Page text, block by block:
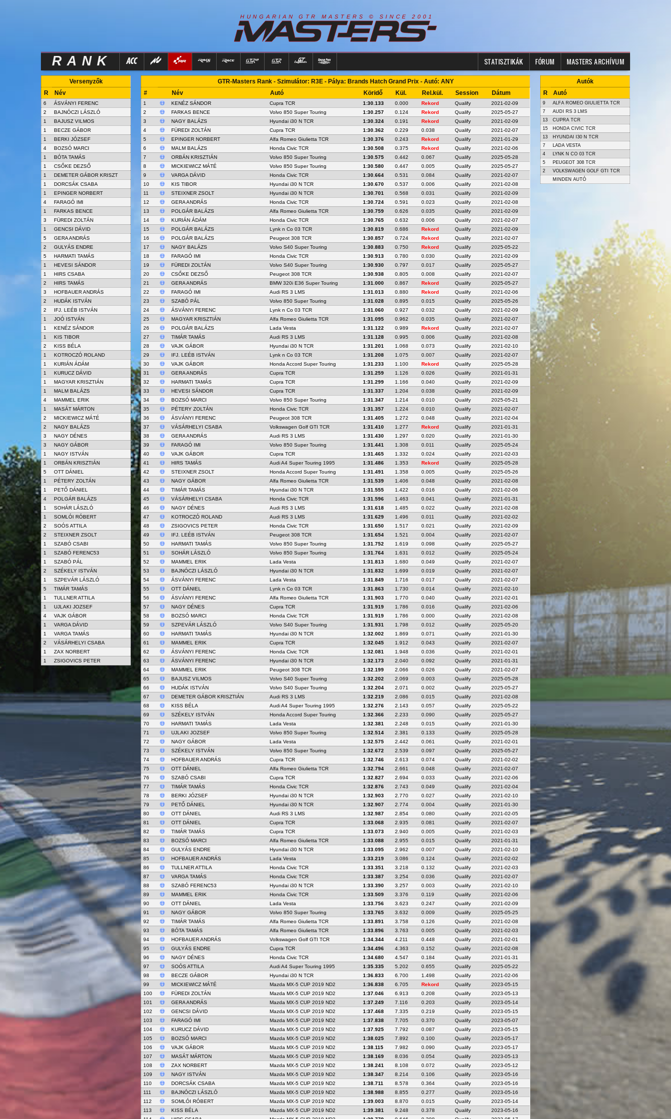
H U N G A R I A N G T R M A S T E R S © S I N C E 2 0 0 1
RANK STATISZTIKÁK FÓRUM MASTERS ARCHÍVUM
Versenyzők
R
Név
6
ÁSVÁNYI FERENC
2
BAJNÓCZI LÁSZLÓ
1
BAJUSZ VILMOS
1
BECZE GÁBOR
1
BERKI JÓZSEF
4
BOZSÓ MARCI
1
BÓTA TAMÁS
1
CSŐKE DEZSŐ
1
DEMETER GÁBOR KRISZT
1
DORCSÁK CSABA
1
EPINGER NORBERT
4
FARAGÓ IMI
1
FARKAS BENCE
3
FÜREDI ZOLTÁN
1
GENCSI DÁVID
5
GERA ANDRÁS
2
GULYÁS ENDRE
5
HARMATI TAMÁS
1
HEVESI SÁNDOR
1
HIRS CSABA
2
HIRS TAMÁS
3
HOFBAUER ANDRÁS
2
HUDÁK ISTVÁN
2
IFJ. LEÉB ISTVÁN
1
JOÓ ISTVÁN
1
KENÉZ SÁNDOR
1
KIS TIBOR
2
KISS BÉLA
1
KOTROCZÓ ROLAND
1
KURIÁN ÁDÁM
1
KURUCZ DÁVID
1
MAGYAR KRISZTIÁN
1
MALM BALÁZS
4
MAMMEL ERIK
1
MASÁT MÁRTON
2
MICKIEWICZ MÁTÉ
2
NAGY BALÁZS
3
NAGY DÉNES
3
NAGY GÁBOR
1
NAGY ISTVÁN
1
ORBÁN KRISZTIÁN
5
OTT DÁNIEL
1
PÉTERY ZOLTÁN
1
PETŐ DÁNIEL
4
POLGÁR BALÁZS
1
SOHÁR LÁSZLÓ
1
SOMLÓI RÓBERT
2
SOÓS ATTILA
2
STEIXNER ZSOLT
1
SZABÓ CSABI
1
SZABÓ FERENC53
1
SZABÓ PÁL
2
SZÉKELY ISTVÁN
1
SZPEVÁR LÁSZLÓ
5
TIMÁR TAMÁS
1
TULLNER ATTILA
1
UJLAKI JOZSEF
4
VAJK GÁBOR
1
VARGA DÁVID
1
VARGA TAMÁS
2
VÁSÁRHELYI CSABA
1
ZAX NORBERT
1
ZSIGOVICS PETER
GTR-Masters Rank - Szimulátor: R3E - Pálya: Brands Hatch Grand Prix - Autó: ANY
#
Név Autó Köridő Kül. Rel.kül. Session Dátum
1 KENÉZ SÁNDOR Cupra TCR 1:30.133 0.000 Rekord Qualify
2021-02-09
2
FARKAS BENCE Volvo 850 Super Touring 1:30.257 0.124 Rekord Qualify
2025-05-27
3
NAGY BALÁZS Hyundai i30 N TCR 1:30.324 0.191 Rekord Qualify
2021-02-09
4
FÜREDI ZOLTÁN Cupra TCR 1:30.362 0.229 0.038 Qualify
2021-02-07
5
EPINGER NORBERT Alfa Romeo Giulietta TCR 1:30.376 0.243 Rekord Qualify
2021-01-29
6
MALM BALÁZS Honda Civic TCR 1:30.508 0.375 Rekord Qualify
2021-02-06
7
ORBÁN KRISZTIÁN Volvo 850 Super Touring 1:30.575 0.442 0.067 Qualify
2025-05-28
8
MICKIEWICZ MÁTÉ Volvo 850 Super Touring 1:30.580 0.447 0.005 Qualify
2025-05-27
9
VARGA DÁVID Honda Civic TCR 1:30.664 0.531 0.084 Qualify
2021-02-07
10
KIS TIBOR Hyundai i30 N TCR 1:30.670 0.537 0.006 Qualify
2021-02-08
11
STEIXNER ZSOLT Hyundai i30 N TCR 1:30.701 0.568 0.031 Qualify
2021-02-09
12
GERA ANDRÁS Honda Civic TCR 1:30.724 0.591 0.023 Qualify
2021-02-08
13
POLGÁR BALÁZS Alfa Romeo Giulietta TCR 1:30.759 0.626 0.035 Qualify
2021-02-09
14
KURIÁN ÁDÁM Honda Civic TCR 1:30.765 0.632 0.006 Qualify
2021-02-07
15
POLGÁR BALÁZS Lynk n Co 03 TCR 1:30.819 0.686 Rekord Qualify
2021-02-09
16
POLGÁR BALÁZS Peugeot 308 TCR 1:30.857 0.724 Rekord Qualify
2021-02-07
17
NAGY BALÁZS Volvo S40 Super Touring 1:30.883 0.750 Rekord Qualify
2025-05-22
18
FARAGÓ IMI Honda Civic TCR 1:30.913 0.780 0.030 Qualify
2021-02-09
19
FÜREDI ZOLTÁN Volvo S40 Super Touring 1:30.930 0.797 0.017 Qualify
2025-05-27
20
CSŐKE DEZSŐ Peugeot 308 TCR 1:30.938 0.805 0.008 Qualify
2021-02-07
21
GERA ANDRÁS BMW 320i E36 Super Touring 1:31.000 0.867 Rekord Qualify
2025-05-27
22
FARAGÓ IMI Audi RS 3 LMS 1:31.013 0.880 Rekord Qualify
2021-02-06
23
SZABÓ PÁL Volvo 850 Super Touring 1:31.028 0.895 0.015 Qualify
2025-05-26
24
ÁSVÁNYI FERENC Lynk n Co 03 TCR 1:31.060 0.927 0.032 Qualify
2021-02-09
25
MAGYAR KRISZTIÁN Alfa Romeo Giulietta TCR 1:31.095 0.962 0.035 Qualify
2021-02-07
26
POLGÁR BALÁZS Lada Vesta 1:31.122 0.989 Rekord Qualify
2021-02-07
27
TIMÁR TAMÁS Audi RS 3 LMS 1:31.128 0.995 0.006 Qualify
2021-02-08
28
VAJK GÁBOR Hyundai i30 N TCR 1:31.201 1.068 0.073 Qualify
2021-02-10
29
IFJ. LEÉB ISTVÁN Lynk n Co 03 TCR 1:31.208 1.075 0.007 Qualify
2021-02-07
30
VAJK GÁBOR Honda Accord Super Touring 1:31.233 1.100 Rekord Qualify
2025-05-28
31
GERA ANDRÁS Cupra TCR 1:31.259 1.126 0.026 Qualify
2021-01-31
32
HARMATI TAMÁS Cupra TCR 1:31.299 1.166 0.040 Qualify
2021-02-09
33
HEVESI SÁNDOR Cupra TCR 1:31.337 1.204 0.038 Qualify
2021-02-09
34
BOZSÓ MARCI Volvo 850 Super Touring 1:31.347 1.214 0.010 Qualify
2025-05-21
35
PÉTERY ZOLTÁN Honda Civic TCR 1:31.357 1.224 0.010 Qualify
2021-02-07
36
ÁSVÁNYI FERENC Peugeot 308 TCR 1:31.405 1.272 0.048 Qualify
2021-02-04
37
VÁSÁRHELYI CSABA Volkswagen Golf GTI TCR 1:31.410 1.277 Rekord Qualify
2021-01-31
38
GERA ANDRÁS Audi RS 3 LMS 1:31.430 1.297 0.020 Qualify
2021-01-30
39
FARAGÓ IMI Volvo 850 Super Touring 1:31.441 1.308 0.011 Qualify
2025-05-24
40
VAJK GÁBOR Cupra TCR 1:31.465 1.332 0.024 Qualify
2021-02-03
41
HIRS TAMÁS Audi A4 Super Touring 1995 1:31.486 1.353 Rekord Qualify
2025-05-28
42
STEIXNER ZSOLT Honda Accord Super Touring 1:31.491 1.358 0.005 Qualify
2025-05-26
43
NAGY GÁBOR Alfa Romeo Giulietta TCR 1:31.539 1.406 0.048 Qualify
2021-02-08
44
TIMÁR TAMÁS Hyundai i30 N TCR 1:31.555 1.422 0.016 Qualify
2021-02-06
45
VÁSÁRHELYI CSABA Honda Civic TCR 1:31.596 1.463 0.041 Qualify
2021-01-31
46
NAGY DÉNES Audi RS 3 LMS 1:31.618 1.485 0.022 Qualify
2021-02-08
47
KOTROCZÓ ROLAND Audi RS 3 LMS 1:31.629 1.496 0.011 Qualify
2021-02-02
48
ZSIGOVICS PETER Honda Civic TCR 1:31.650 1.517 0.021 Qualify
2021-02-09
49
IFJ. LEÉB ISTVÁN Peugeot 308 TCR 1:31.654 1.521 0.004 Qualify
2021-02-07
50
HARMATI TAMÁS Volvo 850 Super Touring 1:31.752 1.619 0.098 Qualify
2025-05-27
51
SOHÁR LÁSZLÓ Volvo 850 Super Touring 1:31.764 1.631 0.012 Qualify
2025-05-24
52
MAMMEL ERIK Lada Vesta 1:31.813 1.680 0.049 Qualify
2021-02-07
53
BAJNÓCZI LÁSZLÓ Hyundai i30 N TCR 1:31.832 1.699 0.019 Qualify
2021-02-07
54
ÁSVÁNYI FERENC Lada Vesta 1:31.849 1.716 0.017 Qualify
2021-02-07
55
OTT DÁNIEL Lynk n Co 03 TCR 1:31.863 1.730 0.014 Qualify
2021-02-10
56
ÁSVÁNYI FERENC Alfa Romeo Giulietta TCR 1:31.903 1.770 0.040 Qualify
2021-02-01
57
NAGY DÉNES Cupra TCR 1:31.919 1.786 0.016 Qualify
2021-02-06
58
BOZSÓ MARCI Honda Civic TCR 1:31.919 1.786 0.000 Qualify
2021-02-08
59
SZPEVÁR LÁSZLÓ Volvo S40 Super Touring 1:31.931 1.798 0.012 Qualify
2025-05-20
60
HARMATI TAMÁS Hyundai i30 N TCR 1:32.002 1.869 0.071 Qualify
2021-01-30
61
MAMMEL ERIK Cupra TCR 1:32.045 1.912 0.043 Qualify
2021-02-07
62
ÁSVÁNYI FERENC Honda Civic TCR 1:32.081 1.948 0.036 Qualify
2021-02-01
63
ÁSVÁNYI FERENC Hyundai i30 N TCR 1:32.173 2.040 0.092 Qualify
2021-01-31
64
MAMMEL ERIK Peugeot 308 TCR 1:32.199 2.066 0.026 Qualify
2021-02-07
65
BAJUSZ VILMOS Volvo S40 Super Touring 1:32.202 2.069 0.003 Qualify
2025-05-28
66
HUDÁK ISTVÁN Volvo S40 Super Touring 1:32.204 2.071 0.002 Qualify
2025-05-27
67
DEMETER GÁBOR KRISZTIÁN Audi RS 3 LMS 1:32.219 2.086 0.015 Qualify
2021-02-08
68
KISS BÉLA Audi A4 Super Touring 1995 1:32.276 2.143 0.057 Qualify
2025-05-22
69
SZÉKELY ISTVÁN Honda Accord Super Touring 1:32.366 2.233 0.090 Qualify
2025-05-27
70
HARMATI TAMÁS Lada Vesta 1:32.381 2.248 0.015 Qualify
2021-01-30
71
UJLAKI JOZSEF Volvo 850 Super Touring 1:32.514 2.381 0.133 Qualify
2025-05-28
72
NAGY GÁBOR Lada Vesta 1:32.575 2.442 0.061 Qualify
2021-02-01
73
SZÉKELY ISTVÁN Volvo 850 Super Touring 1:32.672 2.539 0.097 Qualify
2025-05-27
74
HOFBAUER ANDRÁS Cupra TCR 1:32.746 2.613 0.074 Qualify
2021-02-02
75
OTT DÁNIEL Alfa Romeo Giulietta TCR 1:32.794 2.661 0.048 Qualify
2021-02-07
76
SZABÓ CSABI Cupra TCR 1:32.827 2.694 0.033 Qualify
2021-02-06
77
TIMÁR TAMÁS Honda Civic TCR 1:32.876 2.743 0.049 Qualify
2021-02-04
78
BERKI JÓZSEF Hyundai i30 N TCR 1:32.903 2.770 0.027 Qualify
2021-02-10
79
PETŐ DÁNIEL Hyundai i30 N TCR 1:32.907 2.774 0.004 Qualify
2021-01-30
80
OTT DÁNIEL Audi RS 3 LMS 1:32.987 2.854 0.080 Qualify
2021-02-05
81
OTT DÁNIEL Cupra TCR 1:33.068 2.935 0.081 Qualify
2021-02-07
82
TIMÁR TAMÁS Cupra TCR 1:33.073 2.940 0.005 Qualify
2021-02-03
83
BOZSÓ MARCI Alfa Romeo Giulietta TCR 1:33.088 2.955 0.015 Qualify
2021-01-31
84
GULYÁS ENDRE Hyundai i30 N TCR 1:33.095 2.962 0.007 Qualify
2021-02-10
85
HOFBAUER ANDRÁS Lada Vesta 1:33.219 3.086 0.124 Qualify
2021-02-02
86
TULLNER ATTILA Honda Civic TCR 1:33.351 3.218 0.132 Qualify
2021-02-03
87
VARGA TAMÁS Honda Civic TCR 1:33.387 3.254 0.036 Qualify
2021-02-07
88
SZABÓ FERENC53 Hyundai i30 N TCR 1:33.390 3.257 0.003 Qualify
2021-02-10
89
MAMMEL ERIK Honda Civic TCR 1:33.509 3.376 0.119 Qualify
2021-02-06
90
OTT DÁNIEL Lada Vesta 1:33.756 3.623 0.247 Qualify
2021-02-09
91
NAGY GÁBOR Volvo 850 Super Touring 1:33.765 3.632 0.009 Qualify
2025-05-25
92
TIMÁR TAMÁS Alfa Romeo Giulietta TCR 1:33.891 3.758 0.126 Qualify
2021-02-08
93
BÓTA TAMÁS Alfa Romeo Giulietta TCR 1:33.896 3.763 0.005 Qualify
2021-02-03
94
HOFBAUER ANDRÁS Volkswagen Golf GTI TCR 1:34.344 4.211 0.448 Qualify
2021-02-01
95
GULYÁS ENDRE Cupra TCR 1:34.496 4.363 0.152 Qualify
2021-02-08
96
NAGY DÉNES Honda Civic TCR 1:34.680 4.547 0.184 Qualify
2021-01-31
97
SOÓS ATTILA Audi A4 Super Touring 1995 1:35.335 5.202 0.655 Qualify
2025-05-22
98
BECZE GÁBOR Hyundai i30 N TCR 1:36.833 6.700 1.498 Qualify
2021-02-06
99
MICKIEWICZ MÁTÉ Mazda MX-5 CUP 2019 ND2 1:36.838 6.705 Rekord Qualify
2023-05-15
100
FÜREDI ZOLTÁN Mazda MX-5 CUP 2019 ND2 1:37.046 6.913 0.208 Qualify
2023-05-13
101
GERA ANDRÁS Mazda MX-5 CUP 2019 ND2 1:37.249 7.116 0.203 Qualify
2023-05-14
102
GENCSI DÁVID Mazda MX-5 CUP 2019 ND2 1:37.468 7.335 0.219 Qualify
2023-05-15
103
FARAGÓ IMI Mazda MX-5 CUP 2019 ND2 1:37.838 7.705 0.370 Qualify
2023-05-07
104
KURUCZ DÁVID Mazda MX-5 CUP 2019 ND2 1:37.925 7.792 0.087 Qualify
2023-05-15
105
BOZSÓ MARCI Mazda MX-5 CUP 2019 ND2 1:38.025 7.892 0.100 Qualify
2023-05-17
106
VAJK GÁBOR Mazda MX-5 CUP 2019 ND2 1:38.115 7.982 0.090 Qualify
2023-05-17
107
MASÁT MÁRTON Mazda MX-5 CUP 2019 ND2 1:38.169 8.036 0.054 Qualify
2023-05-13
108
ZAX NORBERT Mazda MX-5 CUP 2019 ND2 1:38.241 8.108 0.072 Qualify
2023-05-12
109
NAGY ISTVÁN Mazda MX-5 CUP 2019 ND2 1:38.347 8.214 0.106 Qualify
2023-05-16
110
DORCSÁK CSABA Mazda MX-5 CUP 2019 ND2 1:38.711 8.578 0.364 Qualify
2023-05-16
111
BAJNÓCZI LÁSZLÓ Mazda MX-5 CUP 2019 ND2 1:38.988 8.855 0.277 Qualify
2023-05-16
112
SOMLÓI RÓBERT Mazda MX-5 CUP 2019 ND2 1:39.003 8.870 0.015 Qualify
2023-05-14
113
KISS BÉLA Mazda MX-5 CUP 2019 ND2 1:39.381 9.248 0.378 Qualify
2023-05-16
Autók
R
Autó
9
ALFA ROMEO GIULIETTA TCR
7
AUDI RS 3 LMS
13
CUPRA TCR
15
HONDA CIVIC TCR
13
HYUNDAI I30 N TCR
7
LADA VESTA
4
LYNK N CO 03 TCR
5
PEUGEOT 308 TCR
2
VOLKSWAGEN GOLF GTI TCR
MINDEN AUTÓ